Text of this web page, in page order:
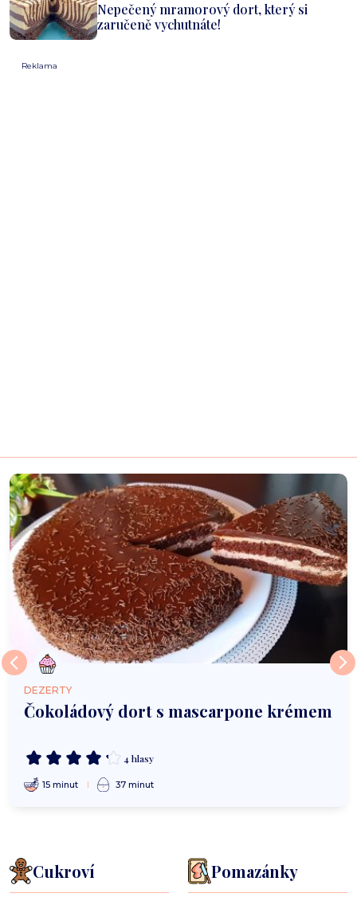
Nepečený mramorový dort, který si
zaručeně vychutnáte!
Reklama
DEZERTY
Čokoládový dort s mascarpone krémem
4 hlasy
15 minut 37 minut
Cukroví Pomazánky